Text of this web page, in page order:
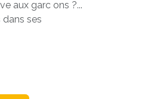
aux garc ons ?...
ses